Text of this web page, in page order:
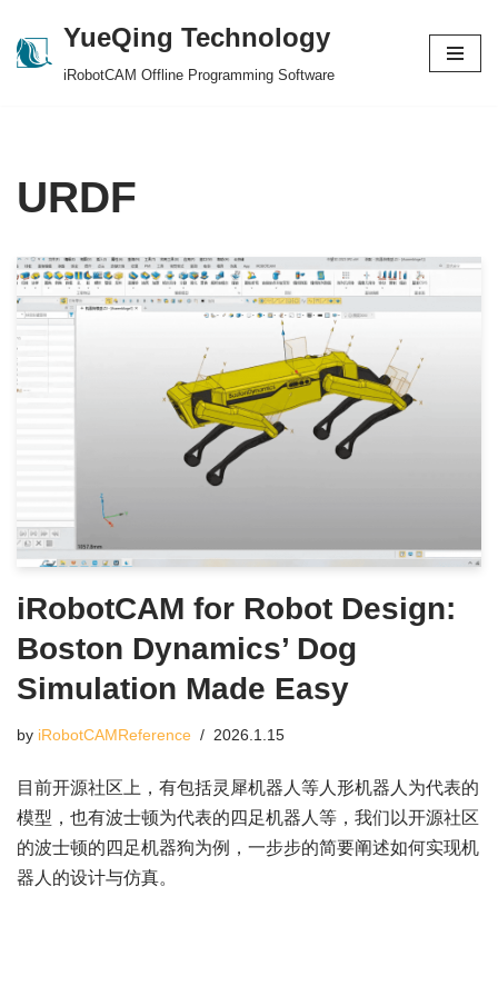
Skip
YueQing Technology
iRobotCAM Offline Programming Software
URDF
iRobotCAM for Robot Design:
Boston Dynamics’ Dog
Simulation Made Easy
by iRobotCAMReference 2026.1.15
目前开源社区上，有包括灵犀机器人等人形机器人为代表的
模型，也有波士顿为代表的四足机器人等，我们以开源社区
的波士顿的四足机器狗为例，一步步的简要阐述如何实现机
器人的设计与仿真。